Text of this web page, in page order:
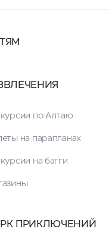
по Алтаю
на парапланах
на багги
ПРИКЛЮЧЕНИЙ